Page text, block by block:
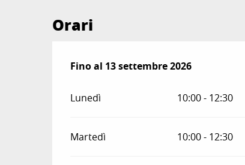
Orari
Dal4 luglio 2026al13 settembre 2026
Fino al 13 settembre 2026
Lunedì 10:00 - 12:30
Martedì 10:00 - 12:30